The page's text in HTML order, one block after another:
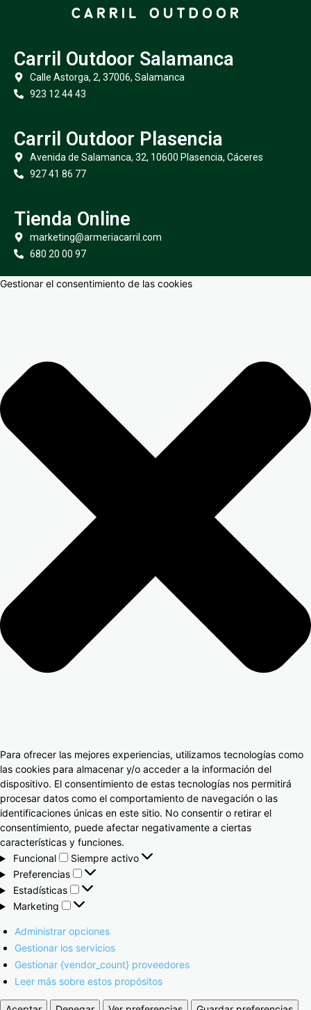
Carril Outdoor Salamanca
Calle Astorga, 2, 37006, Salamanca
923 12 44 43
Carril Outdoor Plasencia
Avenida de Salamanca, 32, 10600 Plasencia, Cáceres
927 41 86 77
Tienda Online
marketing@armeriacarril.com
680 20 00 97
Gestionar el consentimiento de las cookies
Para ofrecer las mejores experiencias, utilizamos tecnologías como
las cookies para almacenar y/o acceder a la información del
dispositivo. El consentimiento de estas tecnologías nos permitirá
procesar datos como el comportamiento de navegación o las
identificaciones únicas en este sitio. No consentir o retirar el
consentimiento, puede afectar negativamente a ciertas
características y funciones.
Funcional
Siempre activo
Preferencias
Estadísticas
Marketing
Administrar opciones
Gestionar los servicios
Gestionar {vendor_count} proveedores
Leer más sobre estos propósitos